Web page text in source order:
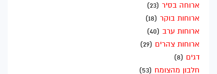
ארוחה בסיר (23)
ארוחות בוקר (18)
ארוחות ערב (40)
ארוחות צהרים (29)
דגים (8)
חלבון מהצומח (53)